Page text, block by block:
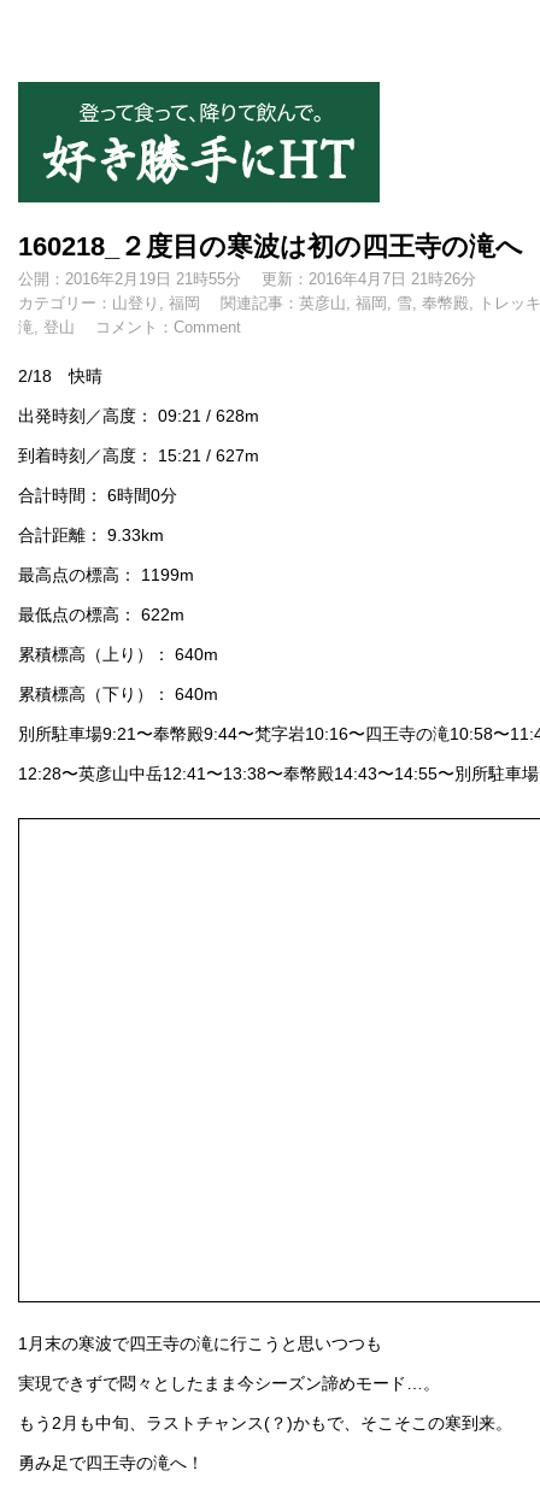
160218_２度目の寒波は初の四王寺の滝へ
公開：2016年2月19日 21時55分
更新：2016年4月7日 21時26分
カテゴリー： 山登り , 福岡 関連記事： 英彦山, 福岡 , 雪, 奉幣殿,
トレッ
滝, 登山 コメント： Comment
2/18 快晴
出発時刻／高度： 09:21 / 628m
到着時刻／高度： 15:21 / 627m
合計時間： 6時間0分
合計距離： 9.33km
最高点の標高： 1199m
最低点の標高： 622m
累積標高（上り）： 640m
累積標高（下り）： 640m
別所駐車場9:21〜奉幣殿9:44〜梵字岩10:16〜四王寺の滝10:58〜
12:28〜英彦山中岳12:41〜13:38〜奉幣殿14:43〜14:55〜別所駐車
1月末の寒波で四王寺の滝に行こうと思いつつも
実現できずで悶々としたまま今シーズン諦めモード…。
もう2月も中旬、ラストチャンス(？)かもで、そこそこの寒到来。
勇み足で四王寺の滝へ！